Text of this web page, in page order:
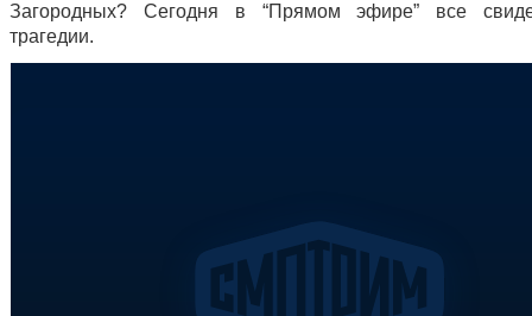
Загородных? Сегодня в “Прямом эфире” все
трагедии.